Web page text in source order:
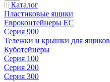
Каталог
Пластиковые ящики
Евроконтейнеры ЕС
Серия 900
Тележки и крышки для ящиков
Куботейнеры
Серия 100
Серия 200
Серия 300